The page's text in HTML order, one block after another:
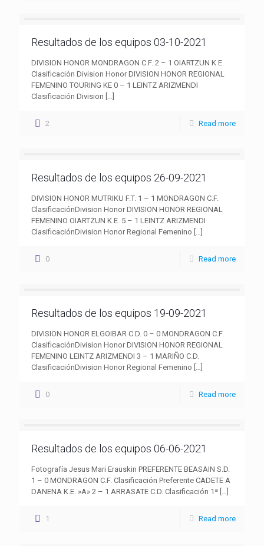
Resultados de los equipos 03-10-2021
DIVISION HONOR MONDRAGON C.F. 2 – 1 OIARTZUN K E
Clasificación Division Honor DIVISION HONOR REGIONAL
FEMENINO TOURING KE 0 – 1 LEINTZ ARIZMENDI
Clasificación Division […]
2 Read more
Resultados de los equipos 26-09-2021
DIVISION HONOR MUTRIKU F.T. 1 – 1 MONDRAGON C.F.
ClasificaciónDivision Honor DIVISION HONOR REGIONAL
FEMENINO OIARTZUN K.E. 5 – 1 LEINTZ ARIZMENDI
ClasificaciónDivision Honor Regional Femenino […]
0 Read more
Resultados de los equipos 19-09-2021
DIVISION HONOR ELGOIBAR C.D. 0 – 0 MONDRAGON C.F.
ClasificaciónDivision Honor DIVISION HONOR REGIONAL
FEMENINO LEINTZ ARIZMENDI 3 – 1 MARIÑO C.D.
ClasificaciónDivision Honor Regional Femenino […]
0 Read more
Resultados de los equipos 06-06-2021
Fotografía Jesus Mari Erauskin PREFERENTE BEASAIN S.D.
1 – 0 MONDRAGON C.F. Clasificación Preferente CADETE A
DANENA K.E. »A» 2 – 1 ARRASATE C.D. Clasificación 1ª […]
1 Read more